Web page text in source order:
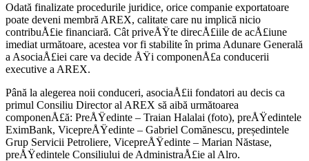
Odată finalizate procedurile juridice, orice companie exportatoare
poate deveni membră AREX, calitate care nu implică nicio
contribuÅ£ie financiară. Cât priveÅŸte direcÅ£iile de acÅ£iune
imediat următoare, acestea vor fi stabilite în prima Adunare Generală
a AsociaÅ£iei care va decide ÅŸi componenÅ£a conducerii
executive a AREX.
Până la alegerea noii conduceri, asociaÅ£ii fondatori au decis ca
primul Consiliu Director al AREX să aibă următoarea
componenÅ£ă: PreÅŸedinte – Traian Halalai (foto), preÅŸedintele
EximBank, VicepreÅŸedinte – Gabriel Comănescu, președintele
Grup Servicii Petroliere, VicepreÅŸedinte – Marian Năstase,
preÅŸedintele Consiliului de AdministraÅ£ie al Alro.